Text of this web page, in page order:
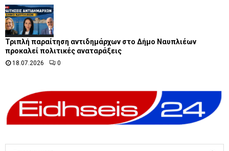
Τριπλή παραίτηση αντιδημάρχων στο Δήμο Ναυπλιέων
προκαλεί πολιτικές αναταράξεις
18.07.2026 0